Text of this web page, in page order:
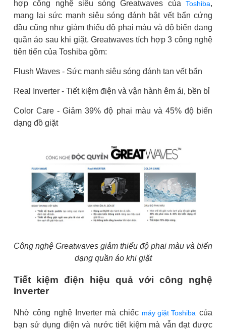
hợp công nghệ siêu sóng Greatwaves của Toshiba,
mang lại sức mạnh siêu sóng đánh bật vết bẩn cứng
đầu cũng như giảm thiểu độ phai màu và độ biến dạng
quần áo sau khi giặt. Greatwaves tích hợp 3 công nghệ
tiên tiến của Toshiba gồm:
Flush Waves - Sức mạnh siêu sóng đánh tan vết bẩn
Real Inverter - Tiết kiệm điện và vận hành êm ái, bền bỉ
Color Care - Giảm 39% độ phai màu và 45% độ biến
dạng đồ giặt
Công nghệ Greatwaves giảm thiểu độ phai màu và biến
dạng quần áo khi giặt
Tiết kiệm điện hiệu quả với công nghệ
Inverter
Nhờ công nghệ Inverter mà chiếc máy giặt Toshiba của
bạn sử dụng điện và nước tiết kiệm mà vẫn đạt được